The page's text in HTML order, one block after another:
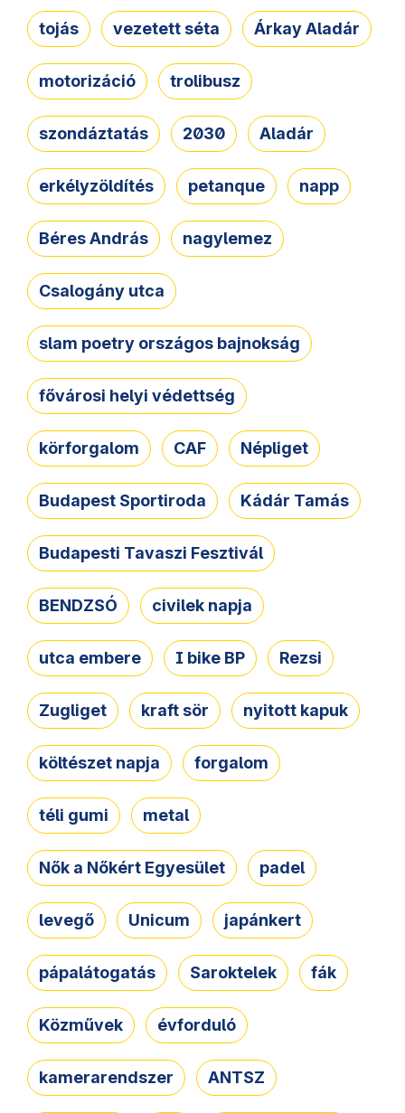
tojás vezetett séta Árkay Aladár
motorizáció trolibusz
szondáztatás 2030 Aladár
erkélyzöldítés petanque napp
Béres András nagylemez
Csalogány utca
slam poetry országos bajnokság
fővárosi helyi védettség
körforgalom CAF Népliget
Budapest Sportiroda Kádár Tamás
Budapesti Tavaszi Fesztivál
BENDZSÓ civilek napja
utca embere I bike BP Rezsi
Zugliget kraft sör nyitott kapuk
költészet napja forgalom
téli gumi metal
Nők a Nőkért Egyesület padel
levegő Unicum japánkert
pápalátogatás Saroktelek fák
Közművek évforduló
kamerarendszer ANTSZ